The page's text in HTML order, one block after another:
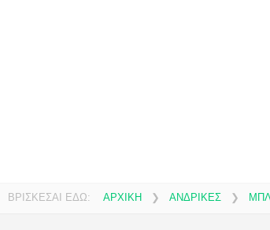
ΒΡΙΣΚΕΣΑΙ ΕΔΩ: ΑΡΧΙΚΗ ❯ ΑΝΔΡΙΚΕΣ ❯